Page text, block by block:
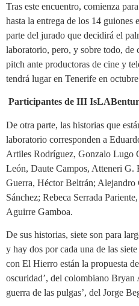
Tras este encuentro, comienza
hasta la entrega de los 14 guiones
parte del jurado que decidirá el
laboratorio, pero, y sobre todo, de
pitch ante productoras de cine y
tendrá lugar en Tenerife en
Participantes de III
De otra parte, las historias que
laboratorio corresponden a
Artiles Rodríguez, Gonzalo Lugo
León, Daute Campos, Atteneri G.
Guerra, Héctor Beltrán; Alejandro
Sánchez; Rebeca Serrada
Aguirre Gamboa.
De sus historias, siete son para
y hay dos por cada una de las
con El Hierro están la propuesta
oscuridad’, del colombiano
guerra de las pulgas’, del Jorge